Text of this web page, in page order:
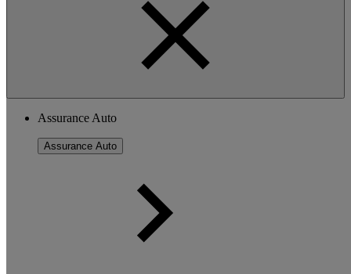
Assurance Auto
Assurance Auto